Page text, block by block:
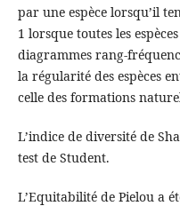
par une espèce lorsqu’il
1 lorsque toutes les
diagrammes rang-
la régularité des espèces
celle des formations
L’indice de diversité de
test de Student.
L’Equitabilité de Pielou a